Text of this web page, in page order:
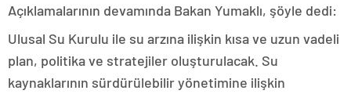
Açıklamalarının devamında Bakan Yumaklı, şöyle dedi:
Ulusal Su Kurulu ile su arzına ilişkin kısa ve uzun vadeli
plan, politika ve stratejiler oluşturulacak. Su
kaynaklarının sürdürülebilir yönetimine ilişkin